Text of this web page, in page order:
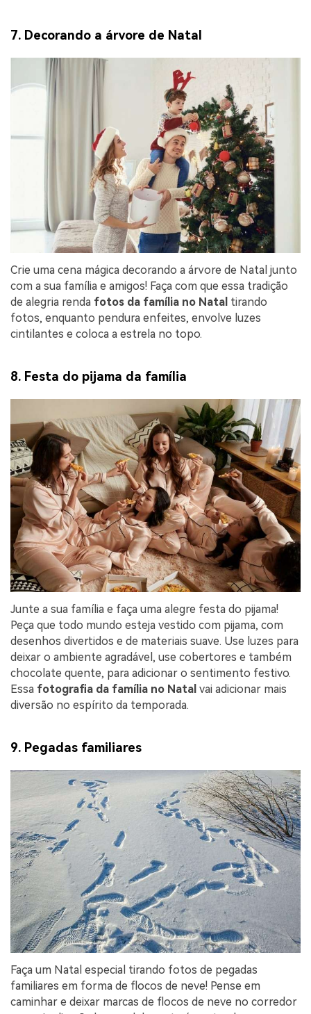
7. Decorando a árvore de Natal
Crie uma cena mágica decorando a árvore de Natal junto
com a sua família e amigos! Faça com que essa tradição
de alegria renda fotos da família no Natal tirando
fotos, enquanto pendura enfeites, envolve luzes
cintilantes e coloca a estrela no topo.
8. Festa do pijama da família
Junte a sua família e faça uma alegre festa do pijama!
Peça que todo mundo esteja vestido com pijama, com
desenhos divertidos e de materiais suave. Use luzes para
deixar o ambiente agradável, use cobertores e também
chocolate quente, para adicionar o sentimento festivo.
Essa fotografia da família no Natal vai adicionar mais
diversão no espírito da temporada.
9. Pegadas familiares
Faça um Natal especial tirando fotos de pegadas
familiares em forma de flocos de neve! Pense em
caminhar e deixar marcas de flocos de neve no corredor